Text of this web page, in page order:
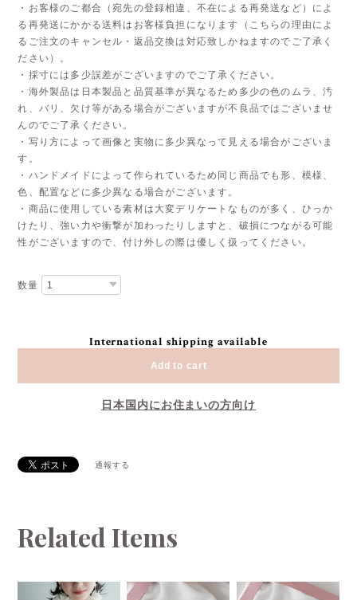
・お客様のご都合（宛先の登録相違、不在による再発送など）によ
る再発送にかかる送料はお客様負担になります（こちらの理由によ
るご注文のキャンセル・返品交換は対応致しかねますのでご了承く
ださい）。
・採寸には多少誤差がございますのでご了承ください。
・海外製品は日本製品と品質基準が異なるため多少の色のムラ、汚
れ、バリ、欠け等がある場合がございますが不良品ではございませ
んのでご了承ください。
・写り方によって画像と実物に多少異なって見える場合がございま
す。
・ハンドメイドによって作られているため同じ商品でも形、模様、
色、配置などに多少異なる場合がございます。
・商品に使用している素材は大変デリケートなものが多く、ひっか
けたり、強い力や衝撃が加わったりしますと、破損につながる可能
性がございますので、付け外しの際は優しく扱ってください。
数量
International shipping available
Add to cart
日本国内にお住まいの方向け
通報する
Related Items